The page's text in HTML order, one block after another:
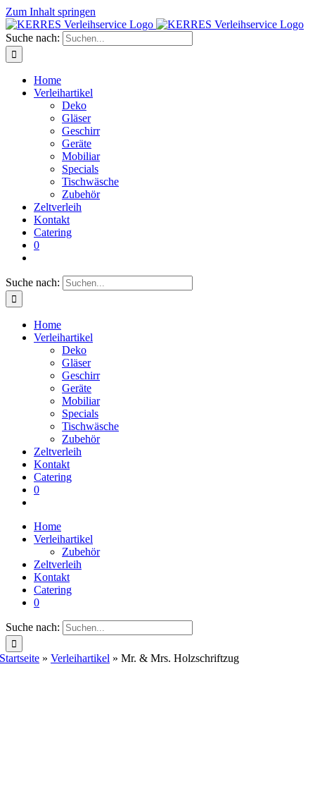
Zum Inhalt springen
Suche nach:
Home
Verleihartikel
Deko
Gläser
Geschirr
Geräte
Mobiliar
Specials
Tischwäsche
Zubehör
Zeltverleih
Kontakt
Catering
0
Suche nach:
Home
Verleihartikel
Deko
Gläser
Geschirr
Geräte
Mobiliar
Specials
Tischwäsche
Zubehör
Zeltverleih
Kontakt
Catering
0
Home
Verleihartikel
Zubehör
Zeltverleih
Kontakt
Catering
0
Suche nach:
Startseite »Verleihartikel »Mr. & Mrs. Holzschriftzug